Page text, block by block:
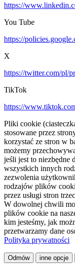
https://
You Tube
https://
X
https://twitter.com/pl/
TikTok
https://
Pliki cookie
stosowane przez
korzystać ze stron w
możemy
jeśli jest to niezbędne
wszystkich innych
zezwolenia
rodzajów plików
przez usługi stron
W dowolnej chwili
plików cookie na
kim jesteśmy, jak
przetwarzamy dane
Polityka prywatności
Odmów inne opcje